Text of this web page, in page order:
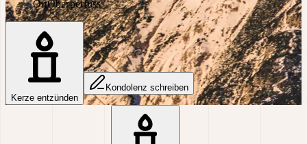
OrtOberperfuss
Kerze entzünden
Kondolenz schreiben